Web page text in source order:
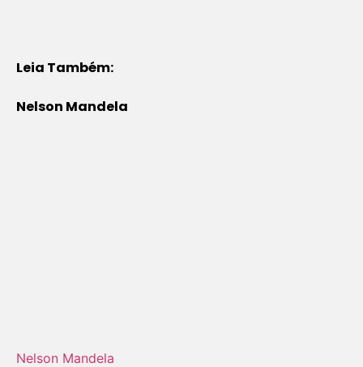
Leia Também:
Nelson Mandela
Nelson Mandela